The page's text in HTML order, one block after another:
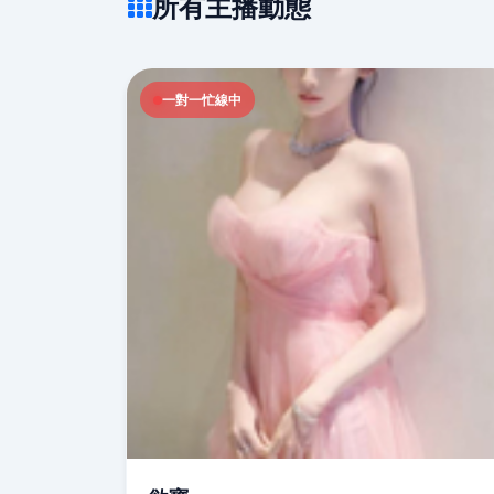
一對一忙線中